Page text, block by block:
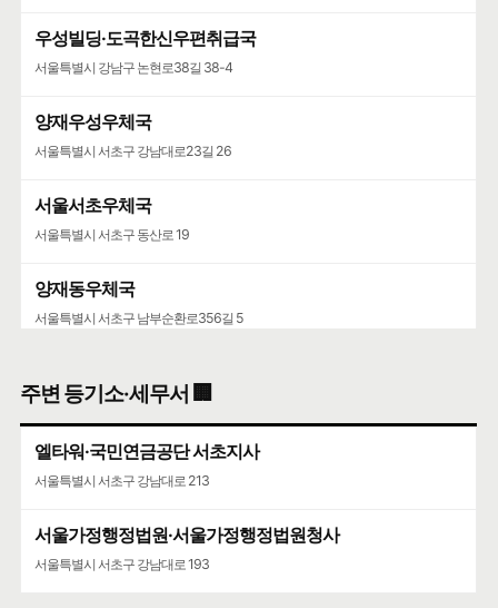
우성빌딩·도곡한신우편취급국
서울특별시 강남구 논현로38길 38-4
양재우성우체국
서울특별시 서초구 강남대로23길 26
서울서초우체국
서울특별시 서초구 동산로 19
양재동우체국
서울특별시 서초구 남부순환로356길 5
서울특별시 서초구 강남대로 193
주변 등기소·세무서 🏢
엘타워·국민연금공단 서초지사
서울특별시 서초구 강남대로 213
서울가정행정법원·서울가정행정법원청사
서울특별시 서초구 강남대로 193